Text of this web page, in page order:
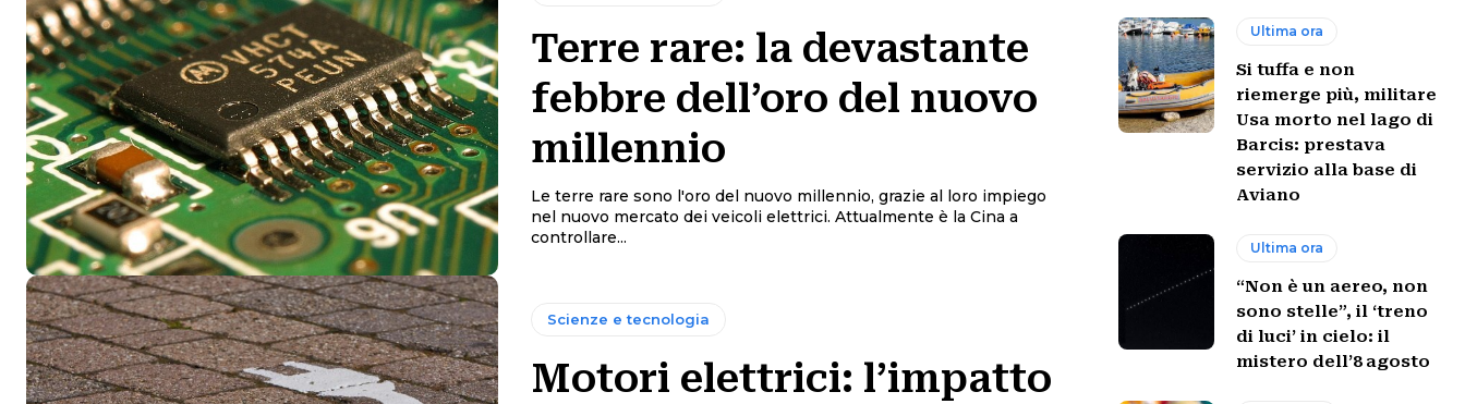
Terre rare: la devastante
febbre dell’oro del nuovo
millennio
Le terre rare sono l'oro del nuovo millennio, grazie al loro impiego
nel nuovo mercato dei veicoli elettrici. Attualmente è la Cina a
controllare...
Scienze e tecnologia
Motori elettrici: l’impatto
Ultima ora
Si tuffa e non
riemerge più, militare
Usa morto nel lago di
Barcis: prestava
servizio alla base di
Aviano
Ultima ora
“Non è un aereo, non
sono stelle”, il ‘treno
di luci’ in cielo: il
mistero dell’8 agosto